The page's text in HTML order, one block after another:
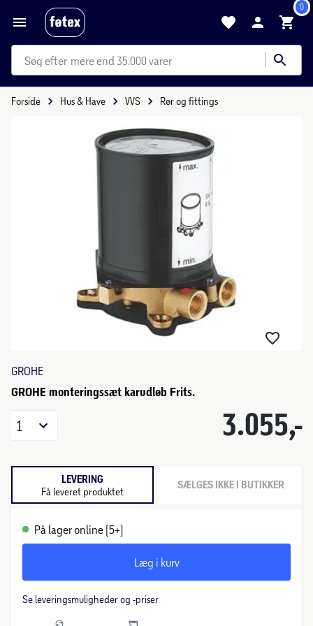
0
mere end 35.000 varer
Forside Hus & Have VVS Rør og fittings
GROHE
GROHE monteringssæt karudløb Frits.
3.055,-
1
LEVERING
Få leveret produktet SÆLGES IKKE I BUTIKKER
På lager online (5+)
Læg i kurv
Se leveringsmuligheder og -priser